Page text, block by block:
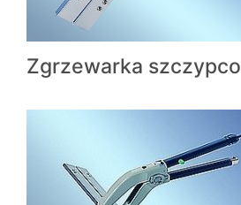
Zgrzewarka